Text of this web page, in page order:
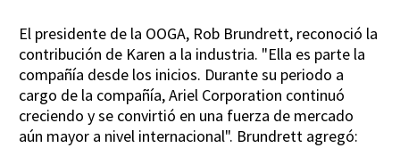
El presidente de la OOGA, Rob Brundrett, reconoció la
contribución de Karen a la industria. "Ella es parte la
compañía desde los inicios. Durante su periodo a
cargo de la compañía, Ariel Corporation continuó
creciendo y se convirtió en una fuerza de mercado
aún mayor a nivel internacional". Brundrett agregó: